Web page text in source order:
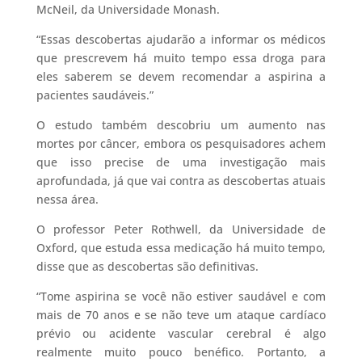
McNeil, da Universidade Monash.
“Essas descobertas ajudarão a informar os médicos
que prescrevem há muito tempo essa droga para
eles saberem se devem recomendar a aspirina a
pacientes saudáveis.”
O estudo também descobriu um aumento nas
mortes por câncer, embora os pesquisadores achem
que isso precise de uma investigação mais
aprofundada, já que vai contra as descobertas atuais
nessa área.
O professor Peter Rothwell, da Universidade de
Oxford, que estuda essa medicação há muito tempo,
disse que as descobertas são definitivas.
“Tome aspirina se você não estiver saudável e com
mais de 70 anos e se não teve um ataque cardíaco
prévio ou acidente vascular cerebral é algo
realmente muito pouco benéfico. Portanto, a